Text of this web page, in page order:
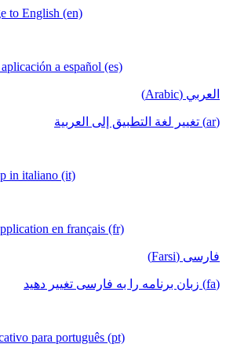
to English (en)
a español (es)
العربي (Arabic)
(ar) تغيير لغة التطبيق إلى العربية
in italiano (it)
en français (fr)
فارسی (Farsi)
(fa) زبان برنامه را به فارسی تغییر دهید
para português (pt)